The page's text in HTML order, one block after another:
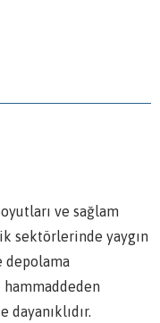
ve sağlam
sektörlerinde yaygın
depolama